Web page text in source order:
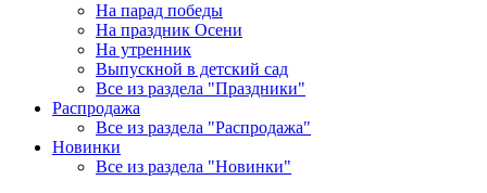
На парад победы
На праздник Осени
На утренник
Выпускной в детский сад
Все из раздела "Праздники"
Распродажа
Все из раздела "Распродажа"
Новинки
Все из раздела "Новинки"